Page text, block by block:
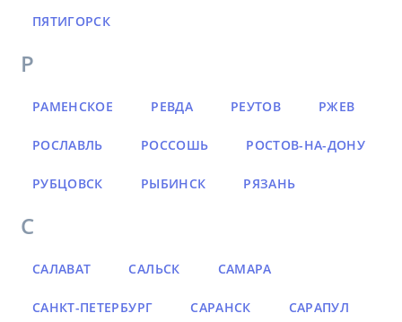
ПЯТИГОРСК
Р
РАМЕНСКОЕ РЕВДА РЕУТОВ РЖЕВ
РОСЛАВЛЬ РОССОШЬ РОСТОВ-НА-ДОНУ
РУБЦОВСК РЫБИНСК РЯЗАНЬ
С
САЛАВАТ САЛЬСК САМАРА
САНКТ-ПЕТЕРБУРГ САРАНСК САРАПУЛ